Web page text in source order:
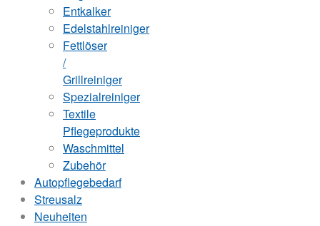
Entkalker
Edelstahlreiniger
Fettlöser
/
Grillreiniger
Spezialreiniger
Textile
Pflegeprodukte
Waschmittel
Zubehör
Autopflegebedarf
Streusalz
Neuheiten